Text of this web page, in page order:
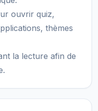
ouvrir quiz,
thèmes
la lecture afin de